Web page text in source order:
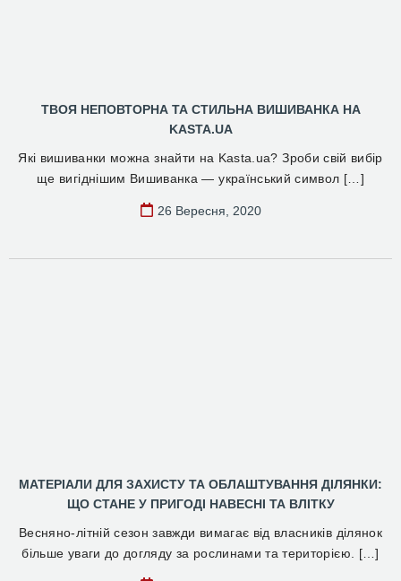
ТВОЯ НЕПОВТОРНА ТА СТИЛЬНА ВИШИВАНКА НА
KASTA.UA
Які вишиванки можна знайти на Kasta.ua? Зроби свій вибір
ще вигіднішим Вишиванка — український символ […]
26 Вересня, 2020
МАТЕРІАЛИ ДЛЯ ЗАХИСТУ ТА ОБЛАШТУВАННЯ ДІЛЯНКИ:
ЩО СТАНЕ У ПРИГОДІ НАВЕСНІ ТА ВЛІТКУ
Весняно-літній сезон завжди вимагає від власників ділянок
більше уваги до догляду за рослинами та територією. […]